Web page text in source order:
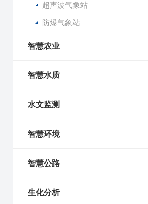
超声波气象站
防爆气象站
智慧农业
智慧水质
水文监测
智慧环境
智慧公路
生化分析